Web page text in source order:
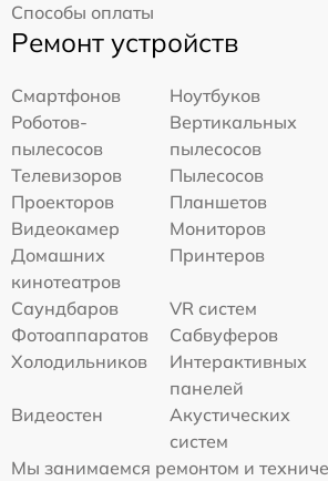
Способы оплаты
Ремонт устройств
Смартфонов
Ноутбуков
Роботов-
пылесосов
Вертикальных
пылесосов
Телевизоров
Пылесосов
Проекторов
Планшетов
Видеокамер
Мониторов
Домашних
кинотеатров
Принтеров
Саундбаров
VR систем
Фотоаппаратов
Сабвуферов
Холодильников
Интерактивных
панелей
Видеостен
Акустических
систем
Мы занимаемся ремонтом и